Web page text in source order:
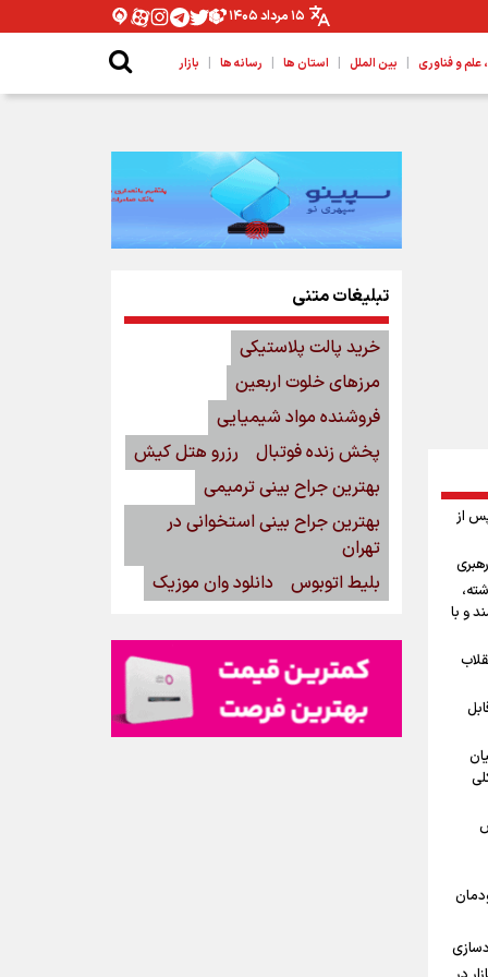
۱۵ مرداد ۱۴۰۵
و فناوری | بین الملل | استان ها | رسانه ها | بازار
از
و با
تبلیغات متنی
خرید پالت پلاستیکی
مرزهای خلوت اربعین
فروشنده مواد شیمیایی
پخش زنده فوتبال
رزرو هتل کیش
بهترین جراح بینی ترمیمی
بهترین جراح بینی استخوانی در
تهران
بلیط اتوبوس
دانلود وان موزیک